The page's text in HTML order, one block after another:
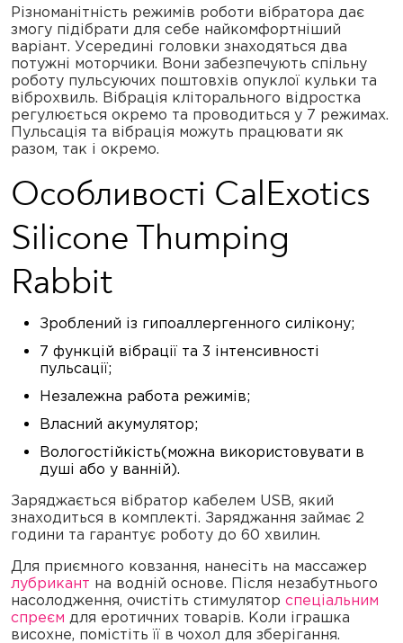
Різноманітність режимів роботи вібратора дає
змогу підібрати для себе найкомфортніший
варіант. Усередині головки знаходяться два
потужні моторчики. Вони забезпечують спільну
роботу пульсуючих поштовхів опуклої кульки та
віброхвиль. Вібрація кліторального відростка
регулюється окремо та проводиться у 7 режимах.
Пульсація та вібрація можуть працювати як
разом, так і окремо.
Особливості CalExotics
Silicone Thumping
Rabbit
Зроблений із гипоаллергенного силікону;
7 функцій вібрації та 3 інтенсивності
пульсації;
Незалежна работа режимів;
Власний акумулятор;
Вологостійкість(можна використовувати в
душі або у ванній).
Заряджається вібратор кабелем USB, який
знаходиться в комплекті. Заряджання займає 2
години та гарантує роботу до 60 хвилин.
Для приємного ковзання, нанесіть на массажер
лубрикант на водній основе. Після незабутнього
насолодження, очистіть стимулятор спеціальним
спреєм для еротичних товарів. Коли іграшка
висохне, помістіть її в чохол для зберігання.